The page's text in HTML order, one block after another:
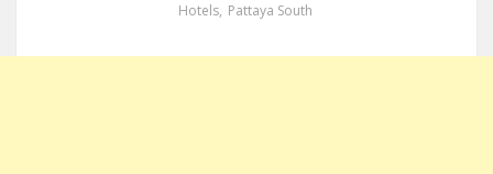
Hotels, Pattaya South